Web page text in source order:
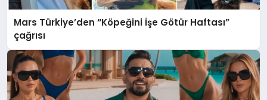
Mars Türkiye’den “Köpeğini İşe Götür Haftası”
çağrısı